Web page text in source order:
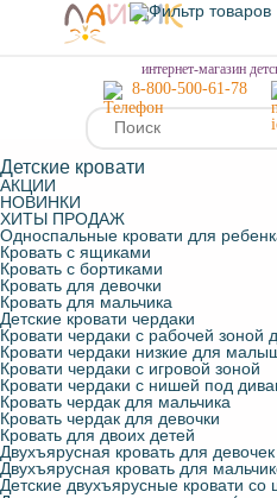
МЕНЮ
интернет-магазин
8-800-500-61-78
Детские кровати
АКЦИИ
НОВИНКИ
ХИТЫ ПРОДАЖ
Односпальные кровати для
Кровать с ящиками
Кровать с бортиками
Кровать для девочки
Кровать для мальчика
Детские кровати чердаки
Кровати чердаки с рабочей зоной
Кровати чердаки низкие для
Кровати чердаки с игровой зоной
Кровати чердаки с нишей под
Кровать чердак для мальчика
Кровать чердак для девочки
Кровать для двоих детей
Двухъярусная кровать для девочек
Двухъярусная кровать для
Детские двухъярусные кровати